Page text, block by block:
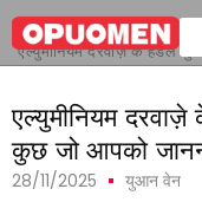
घर >
एल्युमीनियम दरवाज़े के हैंडल
एल्युमीनियम
कुछ जो आपको
28/11/2025 युआन वेन